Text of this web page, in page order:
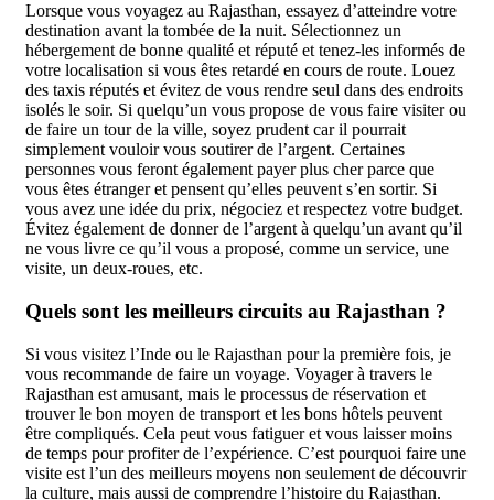
Lorsque vous voyagez au Rajasthan, essayez d’atteindre votre
destination avant la tombée de la nuit. Sélectionnez un
hébergement de bonne qualité et réputé et tenez-les informés de
votre localisation si vous êtes retardé en cours de route. Louez
des taxis réputés et évitez de vous rendre seul dans des endroits
isolés le soir. Si quelqu’un vous propose de vous faire visiter ou
de faire un tour de la ville, soyez prudent car il pourrait
simplement vouloir vous soutirer de l’argent. Certaines
personnes vous feront également payer plus cher parce que
vous êtes étranger et pensent qu’elles peuvent s’en sortir. Si
vous avez une idée du prix, négociez et respectez votre budget.
Évitez également de donner de l’argent à quelqu’un avant qu’il
ne vous livre ce qu’il vous a proposé, comme un service, une
visite, un deux-roues, etc.
Quels sont les meilleurs circuits au Rajasthan ?
Si vous visitez l’Inde ou le Rajasthan pour la première fois, je
vous recommande de faire un voyage. Voyager à travers le
Rajasthan est amusant, mais le processus de réservation et
trouver le bon moyen de transport et les bons hôtels peuvent
être compliqués. Cela peut vous fatiguer et vous laisser moins
de temps pour profiter de l’expérience. C’est pourquoi faire une
visite est l’un des meilleurs moyens non seulement de découvrir
la culture, mais aussi de comprendre l’histoire du Rajasthan.